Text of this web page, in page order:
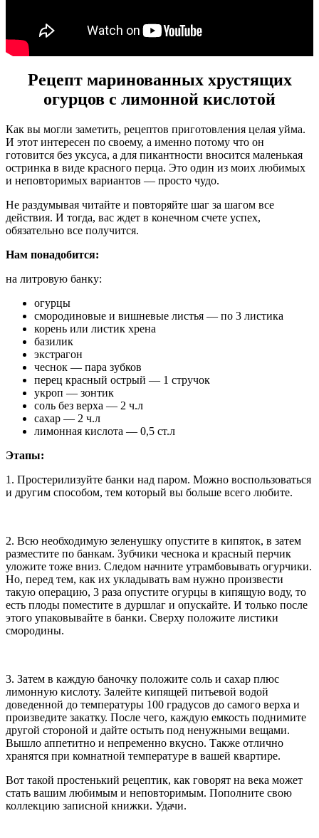
Рецепт маринованных хрустящих
огурцов с лимонной кислотой
Как вы могли заметить, рецептов приготовления целая уйма.
И этот интересен по своему, а именно потому что он
готовится без уксуса, а для пикантности вносится маленькая
остринка в виде красного перца. Это один из моих любимых
и неповторимых вариантов — просто чудо.
Не раздумывая читайте и повторяйте шаг за шагом все
действия. И тогда, вас ждет в конечном счете успех,
обязательно все получится.
Нам понадобится:
на литровую банку:
огурцы
смородиновые и вишневые листья — по 3 листика
корень или листик хрена
базилик
экстрагон
чеснок — пара зубков
перец красный острый — 1 стручок
укроп — зонтик
соль без верха — 2 ч.л
сахар — 2 ч.л
лимонная кислота — 0,5 ст.л
Этапы:
1. Простерилизуйте банки над паром. Можно воспользоваться
и другим способом, тем который вы больше всего любите.
2. Всю необходимую зеленушку опустите в кипяток, в затем
разместите по банкам. Зубчики чеснока и красный перчик
уложите тоже вниз. Следом начните утрамбовывать огурчики.
Но, перед тем, как их укладывать вам нужно произвести
такую операцию, 3 раза опустите огурцы в кипящую воду, то
есть плоды поместите в дуршлаг и опускайте. И только после
этого упаковывайте в банки. Сверху положите листики
смородины.
3. Затем в каждую баночку положите соль и сахар плюс
лимонную кислоту. Залейте кипящей питьевой водой
доведенной до температуры 100 градусов до самого верха и
произведите закатку. После чего, каждую емкость поднимите
другой стороной и дайте остыть под ненужными вещами.
Вышло аппетитно и непременно вкусно. Также отлично
хранятся при комнатной температуре в вашей квартире.
Вот такой простенький рецептик, как говорят на века может
стать вашим любимым и неповторимым. Пополните свою
коллекцию записной книжки. Удачи.